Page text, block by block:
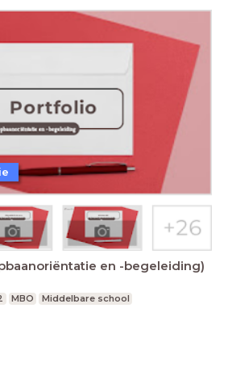
en -begeleiding)
MBO
Middelbare school